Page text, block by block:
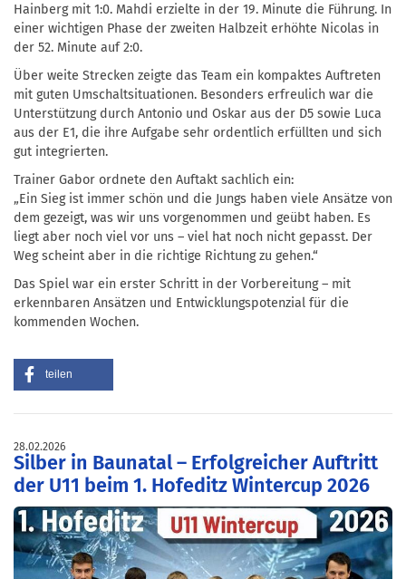
Hainberg mit 1:0. Mahdi erzielte in der 19. Minute die Führung. In
einer wichtigen Phase der zweiten Halbzeit erhöhte Nicolas in
der 52. Minute auf 2:0.
Über weite Strecken zeigte das Team ein kompaktes Auftreten
mit guten Umschaltsituationen. Besonders erfreulich war die
Unterstützung durch Antonio und Oskar aus der D5 sowie Luca
aus der E1, die ihre Aufgabe sehr ordentlich erfüllten und sich
gut integrierten.
Trainer Gabor ordnete den Auftakt sachlich ein:
„Ein Sieg ist immer schön und die Jungs haben viele Ansätze von
dem gezeigt, was wir uns vorgenommen und geübt haben. Es
liegt aber noch viel vor uns – viel hat noch nicht gepasst. Der
Weg scheint aber in die richtige Richtung zu gehen.“
Das Spiel war ein erster Schritt in der Vorbereitung – mit
erkennbaren Ansätzen und Entwicklungspotenzial für die
kommenden Wochen.
teilen
28.02.2026
Silber in Baunatal – Erfolgreicher Auftritt
der U11 beim 1. Hofeditz Wintercup 2026